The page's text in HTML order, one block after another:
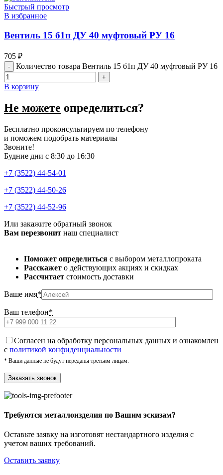
Быстрый просмотр
В избранное
Вентиль 15 б1п ДУ 40 муфтовый РУ 16
705 ₽
Количество товара Вентиль 15 б1п ДУ 40 муфтовый РУ 16
В корзину
Не можете определиться?
Бесплатно проконсультируем по телефону
и поможем подобрать материалы
Звоните!
Будние дни с 8:30 до 16:30
+7 (3522) 44-54-01
+7 (3522) 44-50-26
+7 (3522) 44-52-96
Или закажите обратный звонок
Вам перезвонит наш специалист
Поможет определиться с выбором металлопроката
Расскажет о действующих акциях и скидках
Рассчитает стоимость доставки
Ваше имя*
Ваш телефон*
Cогласен на обработку персональных данных и ознакомлен
с политикой конфиденциальности
* Ваши данные не будут переданы третьим лицам.
Требуются металлоизделия по Вашим эскизам?
Оставьте заявку на изготовят нестандартного изделия с
учетом ваших требований.
Оставить заявку